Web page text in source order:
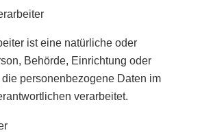
ist eine natürliche oder
Behörde, Einrichtung oder
personenbezogene Daten im
verarbeitet.